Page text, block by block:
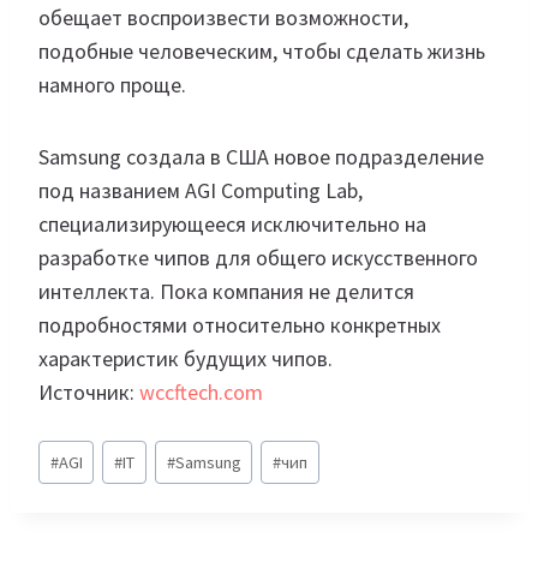
обещает воспроизвести возможности,
подобные человеческим, чтобы сделать жизнь
намного проще.
Samsung создала в США новое подразделение
под названием AGI Computing Lab,
специализирующееся исключительно на
разработке чипов для общего искусственного
интеллекта. Пока компания не делится
подробностями относительно конкретных
характеристик будущих чипов.
Источник: wccftech.com
Метки
записи:
#AGI #IT #Samsung #чип